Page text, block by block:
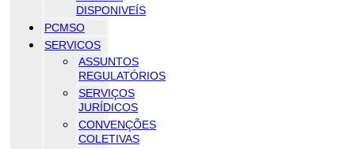
DISPONIVEÍS
PCMSO
SERVICOS
ASSUNTOS
REGULATÓRIOS
SERVIÇOS
JURÍDICOS
CONVENÇÕES
COLETIVAS